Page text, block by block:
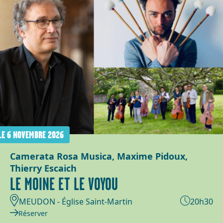
6 NOVEMBRE 2026
Camerata Rosa Musica, Maxime Pidoux,
Thierry Escaich
LE MOINE ET LE VOYOU
MEUDON - Église Saint-Martin 20h30
Réserver